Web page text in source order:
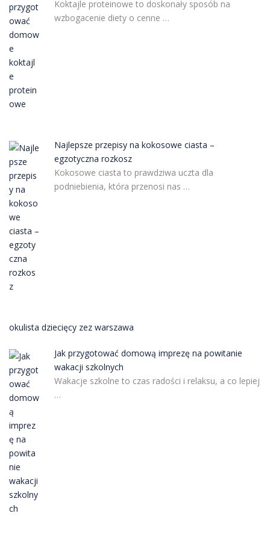
Koktajle proteinowe to doskonały sposób na
wzbogacenie diety o cenne …
Najlepsze przepisy na kokosowe ciasta –
egzotyczna rozkosz
Kokosowe ciasta to prawdziwa uczta dla
podniebienia, która przenosi nas …
okulista dziecięcy zez warszawa
Jak przygotować domową imprezę na powitanie
wakacji szkolnych
Wakacje szkolne to czas radości i relaksu, a co lepiej
…